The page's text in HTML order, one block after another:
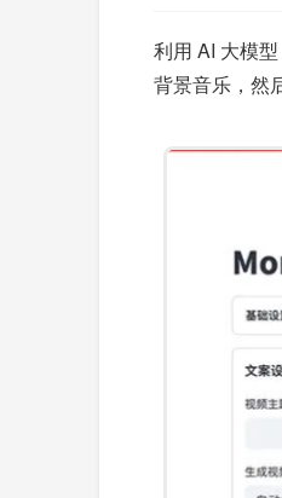
利用 AI 大模
背景音乐，然